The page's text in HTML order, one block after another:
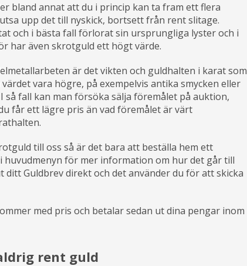
bland annat att du i princip kan ta fram ett flera
upp det till nyskick, bortsett från rent slitage.
och i bästa fall förlorat sin ursprungliga lyster och i
har även skrotguld ett högt värde.
är det vikten och guldhalten i karat som
vara högre, på exempelvis antika smycken eller
så fall kan man försöka sälja föremålet på auktion,
får ett lägre pris än vad föremålet är värt
till oss så är det bara att beställa hem ett
huvudmenyn för mer information om hur det går till
ditt Guldbrev direkt och det använder du för att skicka
med pris och betalar sedan ut dina pengar inom
rent guld